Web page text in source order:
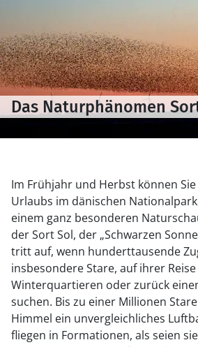
Das Naturphänomen
Im Frühjahr und Herbst können
Urlaubs im dänischen
einem ganz besonderen
der Sort Sol, der „Schwarzen
tritt auf, wenn hunderttausende
insbesondere Stare, auf ihrer
Winterquartieren oder zurück
suchen. Bis zu einer Millionen
Himmel ein unvergleichliches
fliegen in Formationen, als seien